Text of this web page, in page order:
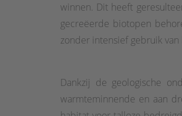
winnen. Dit heeft
gecreëerde biotopen
zonder intensief gebruik
Dankzij de geologische
warmteminnende en aan